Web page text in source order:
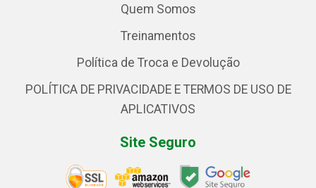
Quem Somos
Treinamentos
Política de Troca e Devolução
POLÍTICA DE PRIVACIDADE E TERMOS DE USO DE
APLICATIVOS
Site Seguro